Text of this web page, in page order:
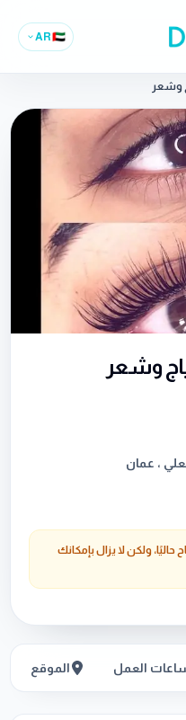
🇦🇪
AR
وشعر
وشعر
حاليًا، ولكن لا يزال بإمكانك
العمل الموقع